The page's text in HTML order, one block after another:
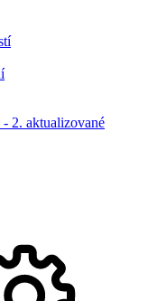
2. aktualizované